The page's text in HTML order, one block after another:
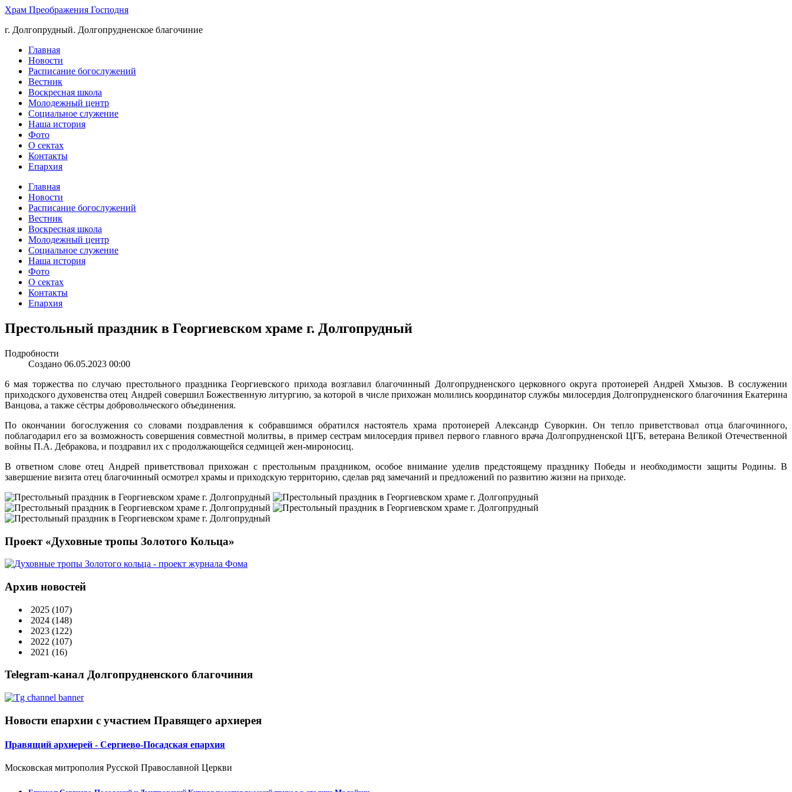
Храм Преображения Господня
г. Долгопрудный. Долгопрудненское благочиние
Главная
Новости
Расписание богослужений
Вестник
Воскресная школа
Молодежный центр
Социальное служение
Наша история
Фото
О сектах
Контакты
Епархия
Главная
Новости
Расписание богослужений
Вестник
Воскресная школа
Молодежный центр
Социальное служение
Наша история
Фото
О сектах
Контакты
Епархия
Престольный праздник в Георгиевском храме г. Долгопрудный
Подробности
Создано 06.05.2023 00:00
6 мая торжества по случаю престольного праздника Георгиевского прихода возглавил благочинный Долгопрудненского церковного округа протоиерей Андрей Хмызов. В сослужении
приходского духовенства отец Андрей совершил Божественную литургию, за которой в числе прихожан молились координатор службы милосердия Долгопрудненского благочиния Екатерина
Ванцова, а также сёстры добровольческого объединения.
По окончании богослужения со словами поздравления к собравшимся обратился настоятель храма протоиерей Александр Суворкин. Он тепло приветствовал отца благочинного,
поблагодарил его за возможность совершения совместной молитвы, в пример сестрам милосердия привел первого главного врача Долгопрудненской ЦГБ, ветерана Великой Отечественной
войны П.А. Дебракова, и поздравил их с продолжающейся седмицей жен-мироносиц.
В ответном слове отец Андрей приветствовал прихожан с престольным праздником, особое внимание уделив предстоящему празднику Победы и необходимости защиты Родины. В
завершение визита отец благочинный осмотрел храмы и приходскую территорию, сделав ряд замечаний и предложений по развитию жизни на приходе.
Проект «Духовные тропы Золотого Кольца»
Архив новостей
2025 (107)
2024 (148)
2023 (122)
2022 (107)
2021 (16)
Telegram-канал Долгопрудненского благочиния
Новости епархии с участием Правящего архиерея
Правящий архиерей - Сергиево-Посадская епархия
Московская митрополия Русской Православной Церкви